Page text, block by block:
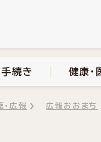
手続き 健康・
・広報 広報おおまち